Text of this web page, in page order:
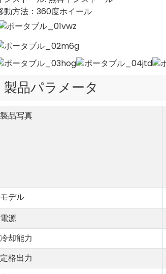
動方法：360度ホイール
製品パラメータ
製品写真
モデル
電源
冷却能力
定格出力